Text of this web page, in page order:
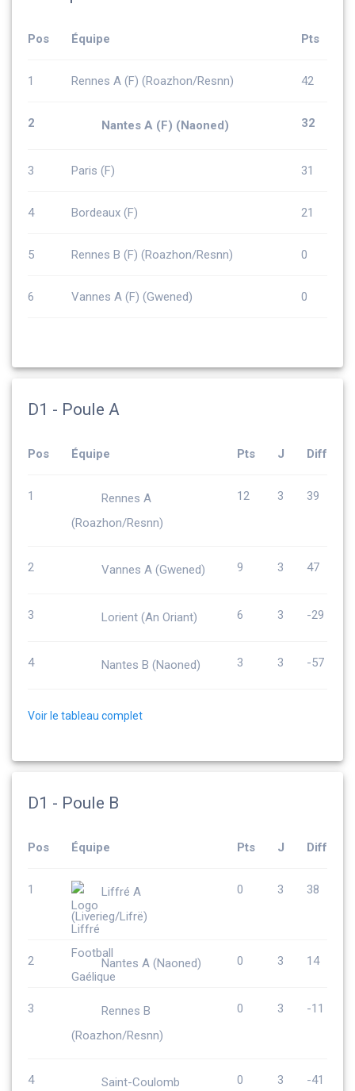
Pos Équipe Pts
1 Rennes A (F) (Roazhon/Resnn) 42
2 Nantes A (F) (Naoned) 32
3 Paris (F) 31
4 Bordeaux (F) 21
5 Rennes B (F) (Roazhon/Resnn) 0
6 Vannes A (F) (Gwened) 0
D1 - Poule A
Pos Équipe Pts J Diff
1
Rennes A
(Roazhon/Resnn)
12 3 39
2 Vannes A (Gwened) 9 3 47
3 Lorient (An Oriant) 6 3 -29
4 Nantes B (Naoned) 3 3 -57
Voir le tableau complet
D1 - Poule B
Pos Équipe Pts J Diff
1
Liffré A
(Liverieg/Lifrë)
0 3 38
2 Nantes A (Naoned) 0 3 14
3
Rennes B
(Roazhon/Resnn)
0 3 -11
4
Saint-Coulomb
0 3 -41